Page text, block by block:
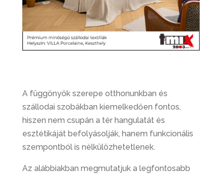
A függönyök szerepe otthonunkban és
szállodai szobákban kiemelkedően fontos,
hiszen nem csupán a tér hangulatát és
esztétikáját befolyásolják, hanem funkcionális
szempontból is nélkülözhetetlenek.
Az alábbiakban megmutatjuk a legfontosabb